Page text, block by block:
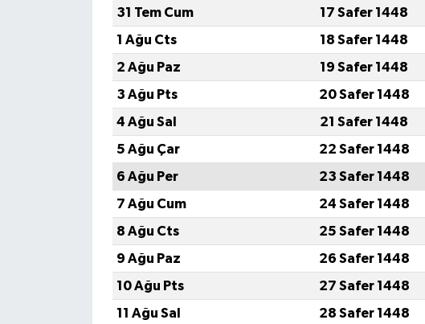
31 Tem Cum
17 Safer 1448
1 Ağu Cts
18 Safer 1448
2 Ağu Paz
19 Safer 1448
3 Ağu Pts
20 Safer 1448
4 Ağu Sal
21 Safer 1448
5 Ağu Çar
22 Safer 1448
6 Ağu Per
23 Safer 1448
7 Ağu Cum
24 Safer 1448
8 Ağu Cts
25 Safer 1448
9 Ağu Paz
26 Safer 1448
10 Ağu Pts
27 Safer 1448
11 Ağu Sal
28 Safer 1448
Köşe Yazıları
Kültür Sanat